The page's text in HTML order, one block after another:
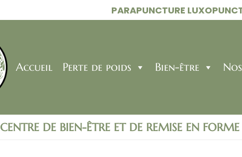
PARAPUNCTURE
Accueil Perte de poids Bien-être
CENTRE DE BIEN-ÊTRE ET DE REMISE EN